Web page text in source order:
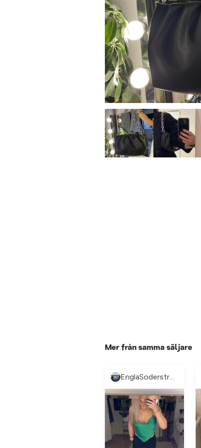
Mer från samma säljare
EnglaSoderstrom